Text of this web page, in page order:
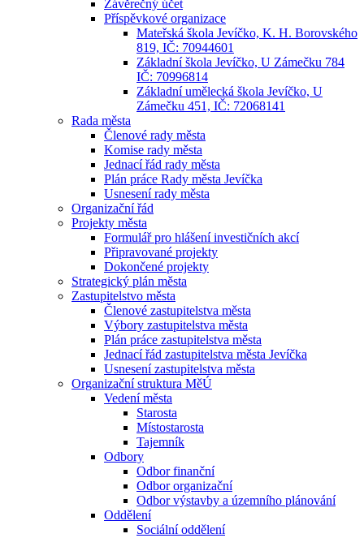
Závěrečný účet
Příspěvkové organizace
Mateřská škola Jevíčko, K. H. Borovského
819, IČ: 70944601
Základní škola Jevíčko, U Zámečku 784
IČ: 70996814
Základní umělecká škola Jevíčko, U
Zámečku 451, IČ: 72068141
Rada města
Členové rady města
Komise rady města
Jednací řád rady města
Plán práce Rady města Jevíčka
Usnesení rady města
Organizační řád
Projekty města
Formulář pro hlášení investičních akcí
Připravované projekty
Dokončené projekty
Strategický plán města
Zastupitelstvo města
Členové zastupitelstva města
Výbory zastupitelstva města
Plán práce zastupitelstva města
Jednací řád zastupitelstva města Jevíčka
Usnesení zastupitelstva města
Organizační struktura MěÚ
Vedení města
Starosta
Místostarosta
Tajemník
Odbory
Odbor finanční
Odbor organizační
Odbor výstavby a územního plánování
Oddělení
Sociální oddělení